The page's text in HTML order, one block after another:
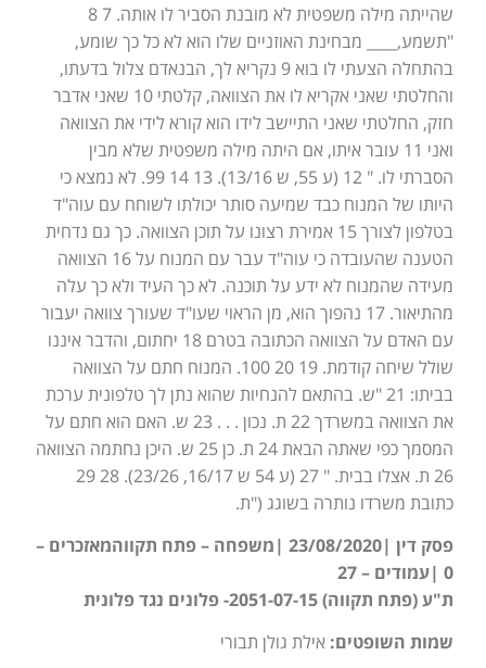
שהייתה מילה משפטית לא מובנת הסביר לו אותה. 7 8
"תשמע,____ מבחינת האוזניים שלו הוא לא כל כך שומע,
בהתחלה הצעתי לו בוא 9 נקריא לך, הבנאדם צלול בדעתו,
והחלטתי שאני אקריא לו את הצוואה, קלטתי 10 שאני אדבר
חזק, החלטתי שאני התיישב לידו הוא קורא לידי את הצוואה
ואני 11 עובר איתו, אם היתה מילה משפטית שלא מבין
הסברתי לו. " 12 (ע 55, ש 13/16). 13 14 99. לא נמצא כי
היותו של המנוח כבד שמיעה סותר יכולתו לשוחח עם עוה"ד
בטלפון לצורך 15 אמירת רצונו על תוכן הצוואה. כך גם נדחית
הטענה שהעובדה כי עוה"ד עבר עם המנוח על 16 הצוואה
מעידה שהמנוח לא ידע על תוכנה. לא כך העיד ולא כך עלה
מהתיאור. 17 נהפוך הוא, מן הראוי שעו"ד שעורך צוואה יעבור
עם האדם על הצוואה הכתובה בטרם 18 יחתום, והדבר איננו
שולל שיחה קודמת. 19 20 100. המנוח חתם על הצוואה
בביתו: 21 "ש. בהתאם להנחיות שהוא נתן לך טלפונית ערכת
את הצוואה במשרדך 22 ת. נכון . . . 23 ש. האם הוא חתם על
המסמך כפי שאתה הבאת 24 ת. כן 25 ש. היכן נחתמה הצוואה
26 ת. אצלו בבית. " 27 (ע 54 ש 16/17, 23/26). 28 29
כתובת משרדו נותרה בשוגג ("ת.
פסק דין |23/08/2020 |משפחה – פתח תקווהמאזכרים –
0 |עמודים – 27
ת"ע (פתח תקווה) 2051-07-15- פלונים נגד פלונית
שמות השופטים: אילת גולן תבורי